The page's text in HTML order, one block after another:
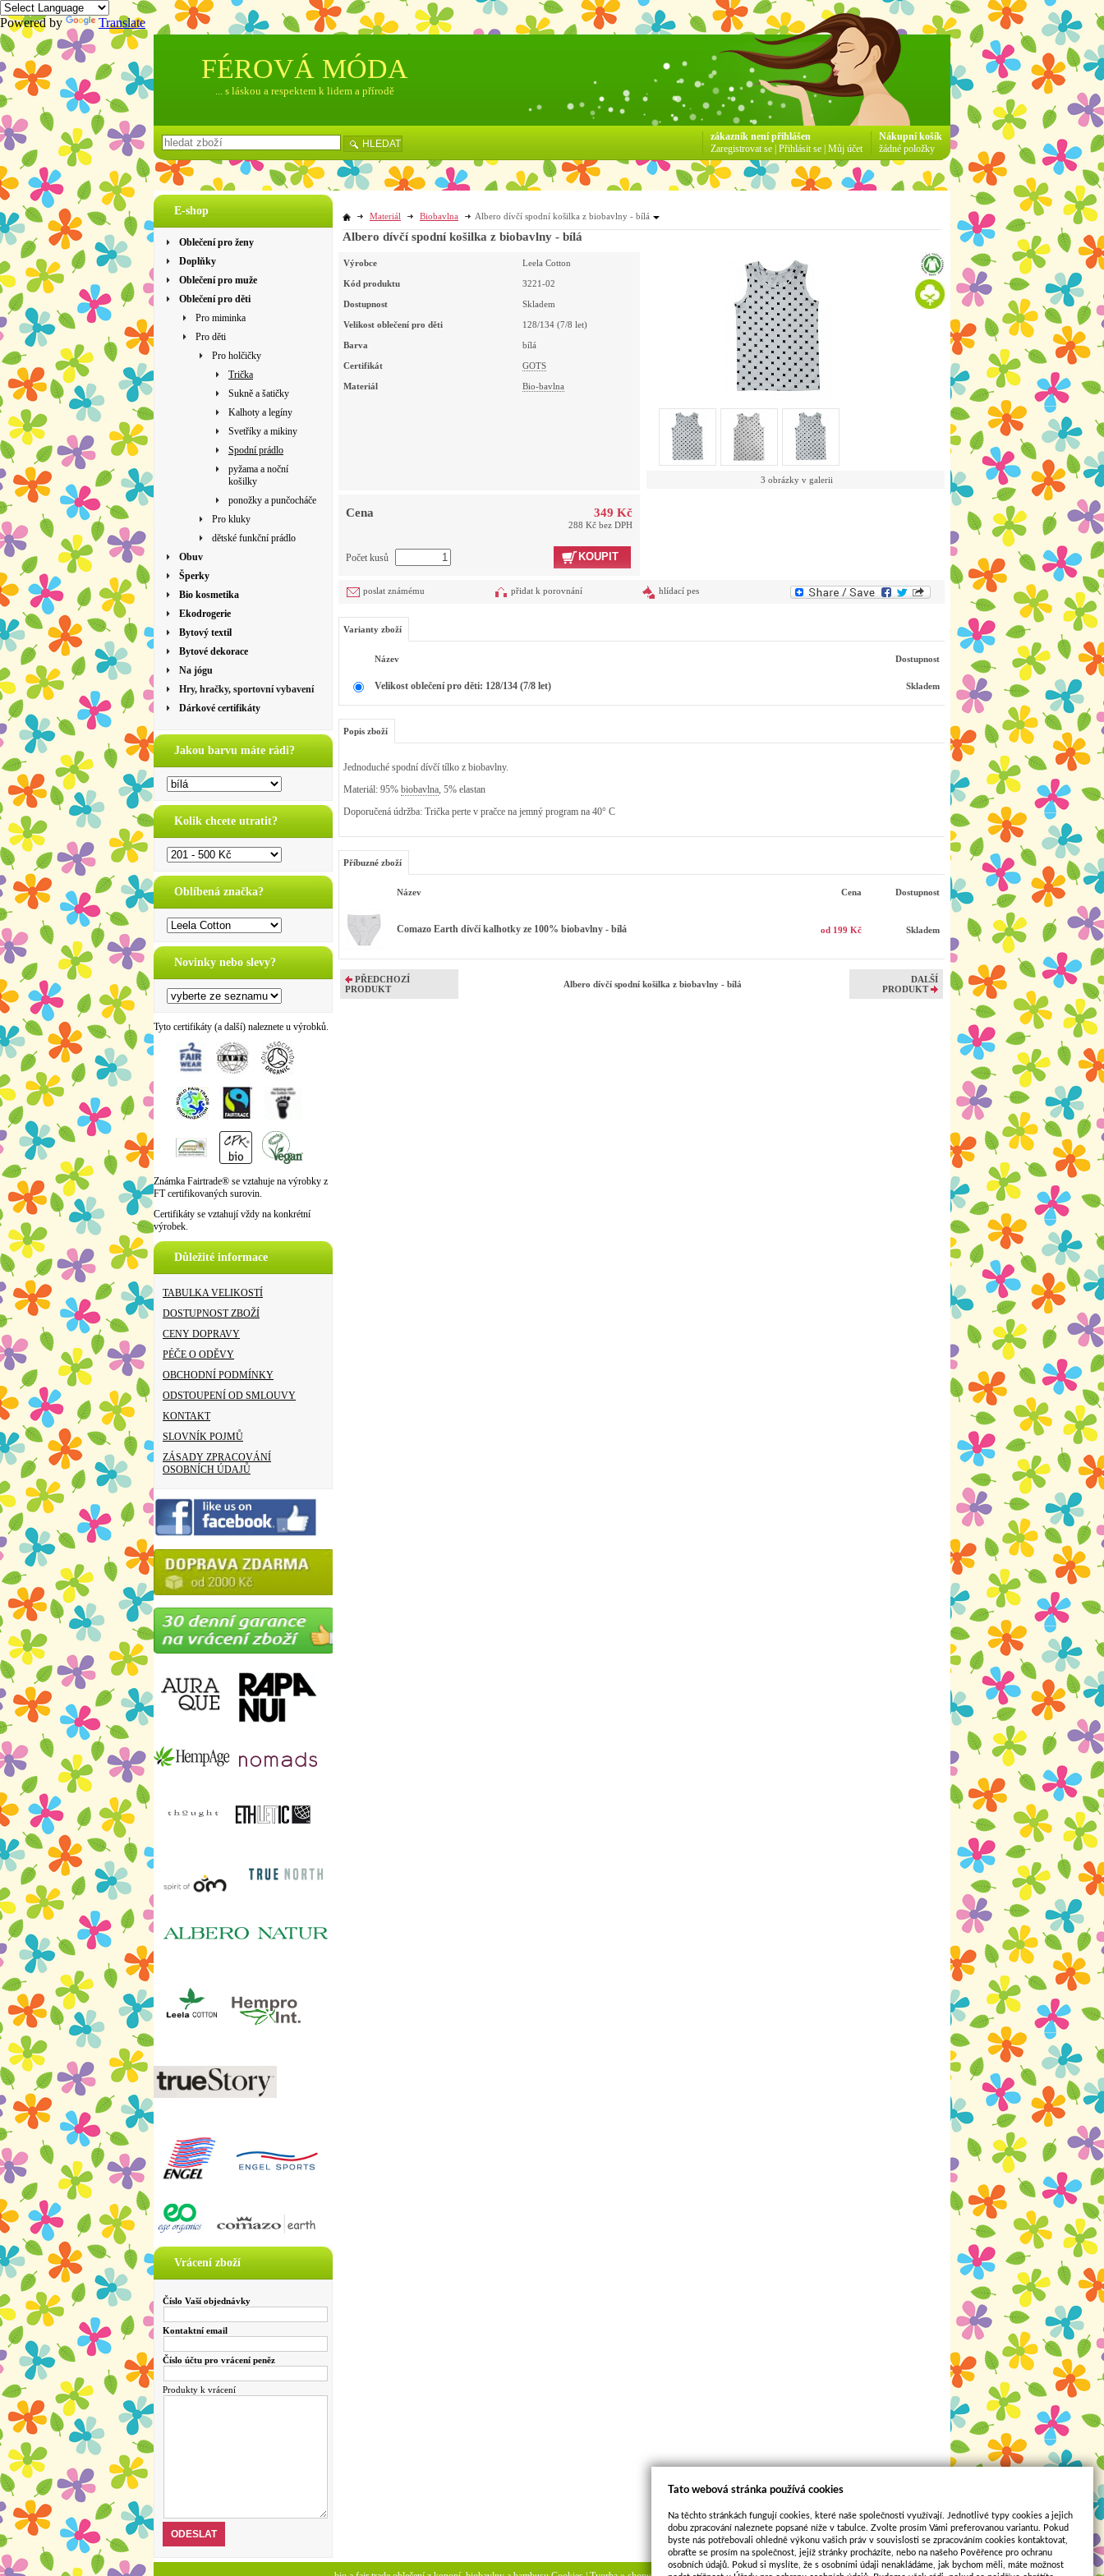
Powered by Translate
E-shop
Oblečení pro ženy
Doplňky
Oblečení pro muže
Oblečení pro děti
Pro miminka
Pro děti
Pro holčičky
Trička
Sukně a šatičky
Kalhoty a legíny
Svetříky a mikiny
Spodní prádlo
pyžama a noční
košilky
ponožky a punčocháče
Pro kluky
dětské funkční prádlo
Obuv
Šperky
Bio kosmetika
Ekodrogerie
Bytový textil
Bytové dekorace
Na jógu
Hry, hračky, sportovní vybavení
Dárkové certifikáty
Jakou barvu máte rádi?
Kolik chcete utratit?
Oblíbená značka?
Novinky nebo slevy?
Tyto certifikáty (a další) naleznete u výrobků.
Známka Fairtrade® se vztahuje na výrobky z
FT certifikovaných surovin.
Certifikáty se vztahují vždy na konkrétní
výrobek.
Důležité informace
TABULKA VELIKOSTÍ
DOSTUPNOST ZBOŽÍ
CENY DOPRAVY
PÉČE O ODĚVY
OBCHODNÍ PODMÍNKY
ODSTOUPENÍ OD SMLOUVY
KONTAKT
SLOVNÍK POJMŮ
ZÁSADY ZPRACOVÁNÍ
OSOBNÍCH ÚDAJŮ
Vrácení zboží
Číslo Vaší objednávky
Kontaktní email
Číslo účtu pro vrácení peněz
Produkty k vrácení
Materiál Biobavlna Albero dívčí spodní košilka z biobavlny - bílá
Albero dívčí spodní košilka z biobavlny - bílá
Výrobce Leela Cotton
Kód produktu 3221-02
Dostupnost Skladem
Velikost oblečení pro děti 128/134 (7/8 let)
Barva bílá
Certifikát GOTS
Materiál Bio-bavlna
3 obrázky v galerii
Cena 349 Kč
288 Kč bez DPH
Počet kusů KOUPIT
poslat známému přidat k porovnání hlídací pes
Varianty zboží
Název Dostupnost
Velikost oblečení pro děti: 128/134 (7/8 let) Skladem
Popis zboží
Jednoduché spodní dívčí tílko z biobavlny.
Materiál: 95% biobavlna, 5% elastan
Doporučená údržba: Trička perte v pračce na jemný program na 40° C
Příbuzné zboží
Název Cena Dostupnost
Comazo Earth dívčí kalhotky ze 100% biobavlny - bílá od 199 Kč Skladem
PŘEDCHOZÍ
PRODUKT
Albero dívčí spodní košilka z biobavlny - bílá
DALŠÍ
PRODUKT
FÉROVÁ MÓDA
... s láskou a respektem k lidem a přírodě
HLEDAT
Nákupní košík
žádné položky
zákazník není přihlášen
Zaregistrovat se Přihlásit se Můj účet
Tato webová stránka používá cookies
Na těchto stránkách fungují cookies, které naše společnosti využívají. Jednotlivé typy cookies a jejich
dobu zpracování naleznete popsané níže v tabulce. Zvolte prosím Vámi preferovanou variantu. Pokud
byste nás potřebovali ohledně výkonu vašich práv v souvislosti se zpracováním cookies kontaktovat,
obraťte se prosím na společnost, jejíž stránky procházíte, nebo na našeho Pověřence pro ochranu
osobních údajů. Pokud si myslíte, že s osobními údaji nenakládáme, jak bychom měli, máte možnost